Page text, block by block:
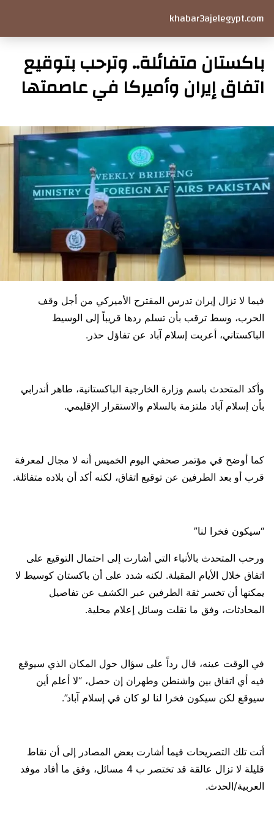
khabar3ajelegypt.com
باكستان متفائلة.. وترحب بتوقيع
اتفاق إيران وأميركا في عاصمتها
فيما لا تزال إيران تدرس المقترح الأميركي من أجل وقف
الحرب، وسط ترقب بأن تسلم ردها قريباً إلى الوسيط
الباكستاني، أعربت إسلام آباد عن تفاؤل حذر.
وأكد المتحدث باسم وزارة الخارجية الباكستانية، طاهر أندرابي
بأن إسلام آباد ملتزمة بالسلام والاستقرار الإقليمي.
كما أوضح في مؤتمر صحفي اليوم الخميس أنه لا مجال لمعرفة
قرب أو بعد الطرفين عن توقيع اتفاق، لكنه أكد أن بلاده متفائلة.
“سيكون فخرا لنا”
ورحب المتحدث بالأنباء التي أشارت إلى احتمال التوقيع على
اتفاق خلال الأيام المقبلة. لكنه شدد على أن باكستان كوسيط لا
يمكنها أن تخسر ثقة الطرفين عبر الكشف عن تفاصيل
المحادثات، وفق ما نقلت وسائل إعلام محلية.
في الوقت عينه، قال رداً على سؤال حول المكان الذي سيوقع
فيه أي اتفاق بين واشنطن وطهران إن حصل، “لا أعلم أين
سيوقع لكن سيكون فخرا لنا لو كان في إسلام آباد”.
أتت تلك التصريحات فيما أشارت بعض المصادر إلى أن نقاط
قليلة لا تزال عالقة قد تختصر ب 4 مسائل، وفق ما أفاد موفد
العربية/الحدث.